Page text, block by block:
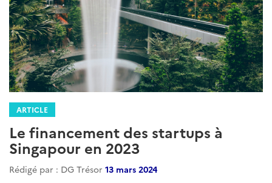
ARTICLE
Le financement des startups à
Singapour en 2023
Rédigé par : DG Trésor 13 mars 2024